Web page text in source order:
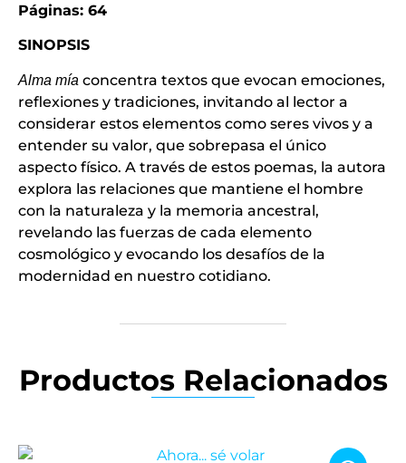
Páginas: 64
SINOPSIS
Alma mía concentra textos que evocan emociones,
reflexiones y tradiciones, invitando al lector a
considerar estos elementos como seres vivos y a
entender su valor, que sobrepasa el único
aspecto físico. A través de estos poemas, la autora
explora las relaciones que mantiene el hombre
con la naturaleza y la memoria ancestral,
revelando las fuerzas de cada elemento
cosmológico y evocando los desafíos de la
modernidad en nuestro cotidiano.
Productos Relacionados